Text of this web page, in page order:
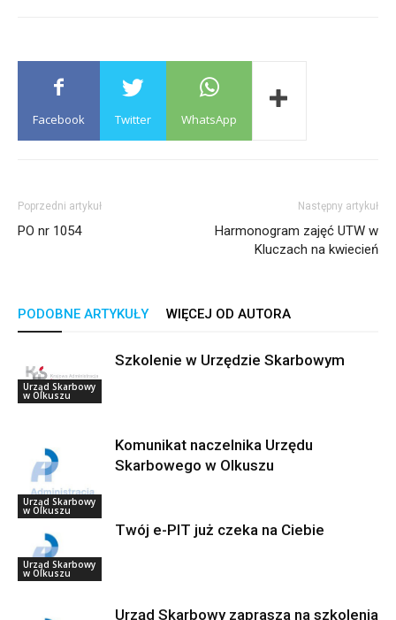
Facebook Twitter WhatsApp
Poprzedni artykuł
PO nr 1054
Następny artykuł
Harmonogram zajęć UTW w
Kluczach na kwiecień
PODOBNE ARTYKUŁY WIĘCEJ OD AUTORA
Urząd Skarbowy
w Olkuszu
Szkolenie w Urzędzie Skarbowym
Urząd Skarbowy
w Olkuszu
Komunikat naczelnika Urzędu
Skarbowego w Olkuszu
Urząd Skarbowy
w Olkuszu
Twój e-PIT już czeka na Ciebie
Urząd Skarbowy zaprasza na szkolenia